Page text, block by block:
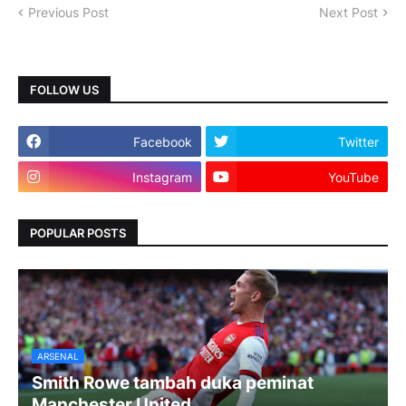
Previous Post Next Post
FOLLOW US
Facebook Twitter
Instagram YouTube
POPULAR POSTS
ARSENAL
Smith Rowe tambah duka peminat